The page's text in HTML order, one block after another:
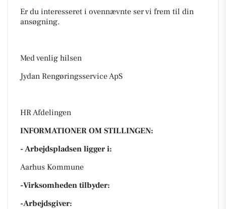
Er du interesseret i ovennævnte ser vi frem til din
ansøgning.
Med venlig hilsen
Jydan Rengøringsservice ApS
HR Afdelingen
INFORMATIONER OM STILLINGEN:
- Arbejdspladsen ligger i:
Aarhus Kommune
-Virksomheden tilbyder:
-Arbejdsgiver: